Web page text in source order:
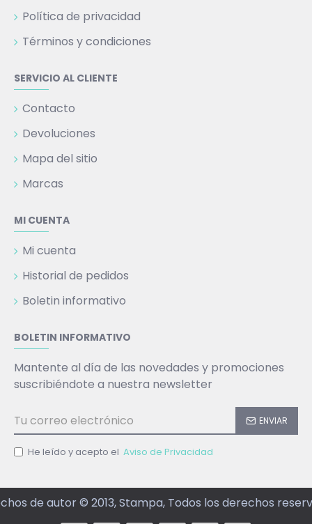
Política de privacidad
Términos y condiciones
SERVICIO AL CLIENTE
Contacto
Devoluciones
Mapa del sitio
Marcas
MI CUENTA
Mi cuenta
Historial de pedidos
Boletin informativo
BOLETIN INFORMATIVO
Mantente al día de las novedades y promociones
suscribiéndote a nuestra newsletter
ENVIAR
He leído y acepto el Aviso de Privacidad
de autor © 2013, Stampa, Todos los derechos